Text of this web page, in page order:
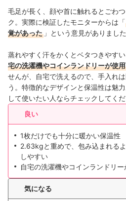
毛足が長く、顔や首に触れるとごわ
ク。実際に検証したモニターからは「
覚があった 」という意見がありました
蒸れやすく汗をかくとベタつきやす
宅の洗濯機やコインランドリーが使
せんが、自宅で洗えるので、手入れ
う。特徴的なデザインと保温性は魅
して使いたい人ならチェックしてくだ
良い
1枚だけでも十分に暖かい保温性
2.63kgと重めで、包み込まれる
しやすい
自宅の洗濯機やコインランドリ
気になる